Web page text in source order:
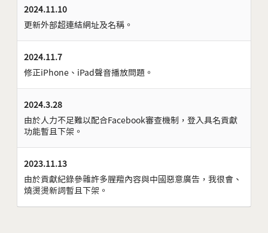
2024.11.10
更新外部超連結網址及名稱。
2024.11.7
修正iPhone、iPad聲音播放問題。
2024.3.28
由於人力不足難以配合Facebook審查機制，登入具名貢獻
功能暫且下架。
2023.11.13
由於貢獻紀錄參雜許多腥羶內容與中國惡意廣告，我很會、
燒燙燙新詞暫且下架。